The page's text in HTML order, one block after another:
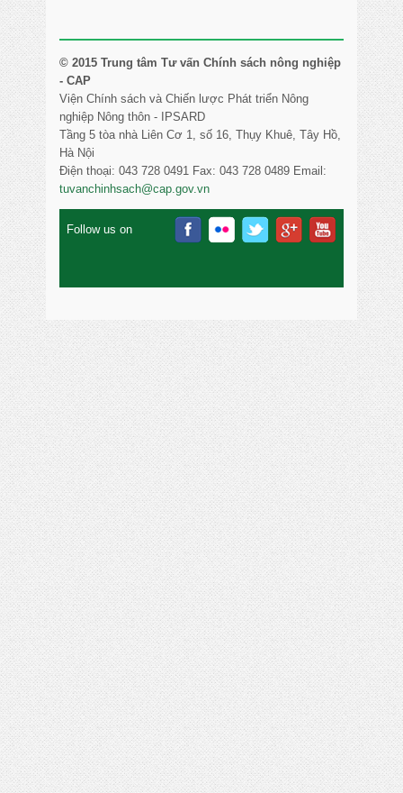
© 2015 Trung tâm Tư vấn Chính sách nông nghiệp
- CAP
Viện Chính sách và Chiến lược Phát triển Nông
nghiệp Nông thôn - IPSARD
Tầng 5 tòa nhà Liên Cơ 1, số 16, Thụy Khuê, Tây Hồ,
Hà Nội
Điện thoại: 043 728 0491 Fax: 043 728 0489 Email:
tuvanchinhsach@cap.gov.vn
Follow us on